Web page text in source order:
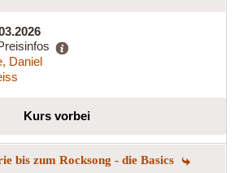
Daniel
Kurs vorbei
bis zum Rocksong - die Basics